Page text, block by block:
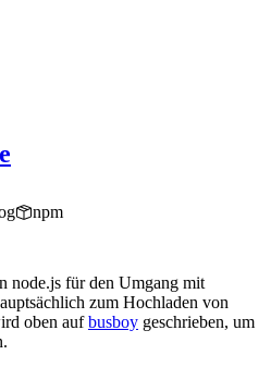
npm
node.js für den Umgang mit
zum Hochladen von
oben aufbusboy geschrieben, um